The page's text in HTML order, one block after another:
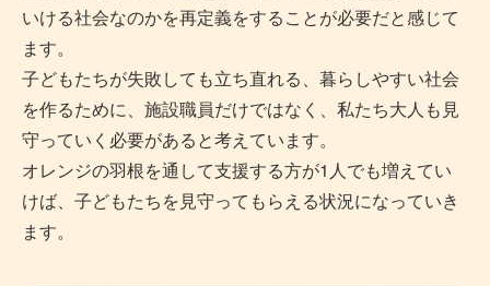
いける社会なのかを再定義をすることが必要だと感じて
ます。
子どもたちが失敗しても立ち直れる、暮らしやすい社会
を作るために、施設職員だけではなく、私たち大人も見
守っていく必要があると考えています。
オレンジの羽根を通して支援する方が1人でも増えてい
けば、子どもたちを見守ってもらえる状況になっていき
ます。